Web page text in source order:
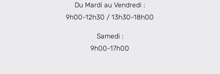
Du Mardi au Vendredi :
9h00-12h30 / 13h30-18h00
Samedi :
9h00-17h00